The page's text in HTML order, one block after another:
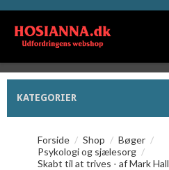
KATEGORIER
Forside / Shop / Bøger /
Psykologi og sjælesorg /
Skabt til at trives - af Mark Hall